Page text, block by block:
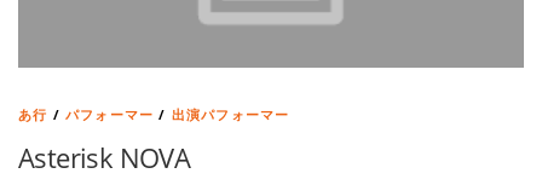
あ行 /パフォーマー / 出演パフォーマー
Asterisk NOVA